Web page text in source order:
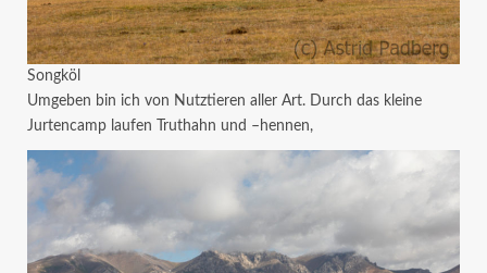
Songköl
Umgeben bin ich von Nutztieren aller Art. Durch das kleine
Jurtencamp laufen Truthahn und –hennen,